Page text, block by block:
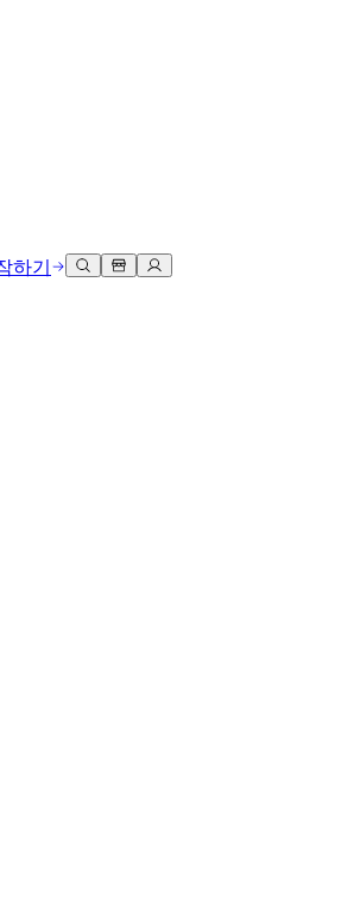
및 3D 게임 제작
과 반복 작업을 수행하세요.
이상의 플랫폼을 살펴보세요.
인하고 라이브 게임을 운영하세요.
하고 Acquire
쳐 IAP 관리하세요.
드 및 검토
작
험으로 전환
량 내 경험을 향상시키세요.
'의 타겟 고객 매뉴얼 및 API 레퍼런스
래커
드
록
이벤트
이터 축하
터
의 역량을 강화하세요
요
가요? 여정 시작하기
프랙티스
빠르게 목표 도달률 달성
답변
하기